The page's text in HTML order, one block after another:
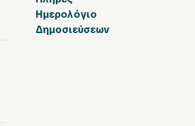
Ημερολόγιο
Δημοσιεύσεων